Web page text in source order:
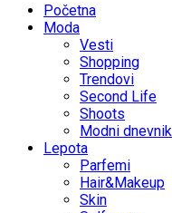
Početna
Moda
Vesti
Shopping
Trendovi
Second Life
Shoots
Modni dnevnik
Lepota
Parfemi
Hair&Makeup
Skin